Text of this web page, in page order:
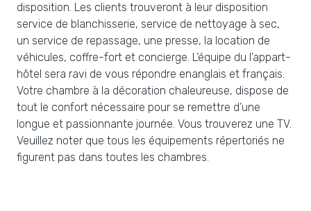
disposition. Les clients trouveront à leur disposition
service de blanchisserie, service de nettoyage à sec,
un service de repassage, une presse, la location de
véhicules, coffre-fort et concierge. L’équipe du l’appart-
hôtel sera ravi de vous répondre enanglais et français.
Votre chambre à la décoration chaleureuse, dispose de
tout le confort nécessaire pour se remettre d’une
longue et passionnante journée. Vous trouverez une TV.
Veuillez noter que tous les équipements répertoriés ne
figurent pas dans toutes les chambres.